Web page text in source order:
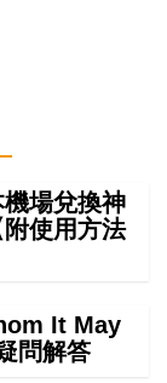
場兌換神
使用方法
It May
問解答